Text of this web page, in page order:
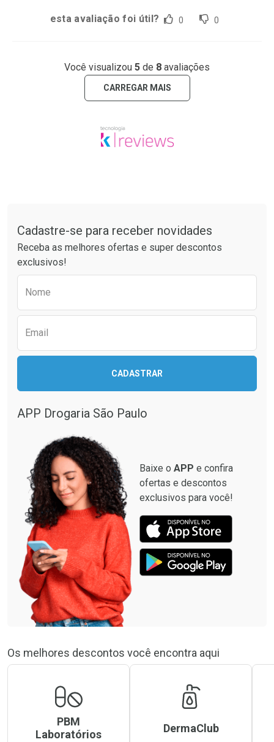
esta avaliação foi útil? 0 0
Você visualizou 5 de 8 avaliações
CARREGAR MAIS
Cadastre-se para receber novidades
Receba as melhores ofertas e super descontos
exclusivos!
Nome
Email
CADASTRAR
APP Drogaria São Paulo
Baixe o APP e confira
ofertas e descontos
exclusivos para você!
Os melhores descontos você encontra aqui
PBM
Laboratórios
DermaClub